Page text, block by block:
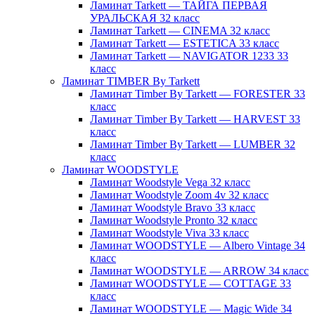
Ламинат Tarkett — ТАЙГА ПЕРВАЯ
УРАЛЬСКАЯ 32 класс
Ламинат Tarkett — CINEMA 32 класс
Ламинат Tarkett — ESTETICA 33 класс
Ламинат Tarkett — NAVIGATOR 1233 33
класс
Ламинат TIMBER By Tarkett
Ламинат Timber By Tarkett — FORESTER 33
класс
Ламинат Timber By Tarkett — HARVEST 33
класс
Ламинат Timber By Tarkett — LUMBER 32
класс
Ламинат WOODSTYLE
Ламинат Woodstyle Vega 32 класс
Ламинат Woodstyle Zoom 4v 32 класс
Ламинат Woodstyle Bravo 33 класс
Ламинат Woodstyle Pronto 32 класс
Ламинат Woodstyle Viva 33 класс
Ламинат WOODSTYLE — Albero Vintage 34
класс
Ламинат WOODSTYLE — ARROW 34 класс
Ламинат WOODSTYLE — COTTAGE 33
класс
Ламинат WOODSTYLE — Magic Wide 34